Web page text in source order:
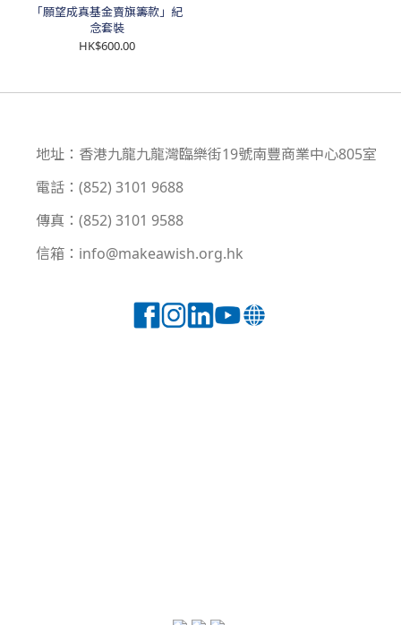
「願望成真基金賣旗籌款」紀
念套裝
HK$600.00
地址：香港九龍九龍灣臨樂街19號南豐商業中心805室
電話：(852) 3101 9688
傳真：(852) 3101 9588
信箱：info@makeawish.org.hk